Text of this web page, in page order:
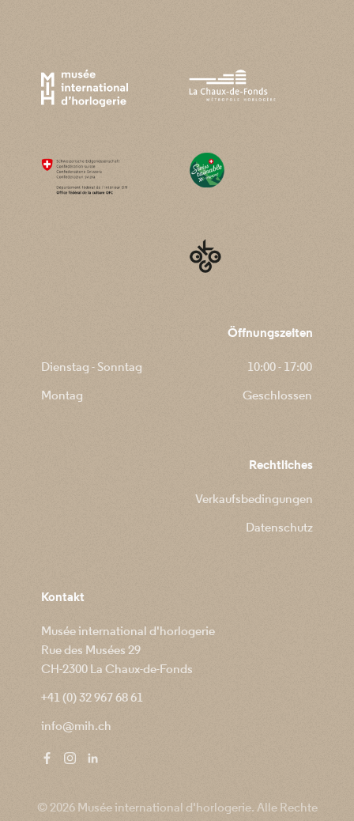
Öffnungszeiten
Dienstag - Sonntag
10:00 - 17:00
Montag
Geschlossen
Rechtliches
Verkaufsbedingungen
Datenschutz
Kontakt
Musée international d'horlogerie
Rue des Musées 29
CH-2300 La Chaux-de-Fonds
+41 (0) 32 967 68 61
info@mih.ch
© 2026 Musée international d'horlogerie. Alle Rechte